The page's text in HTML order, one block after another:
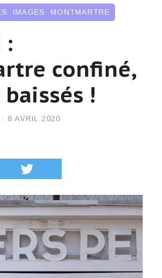
, IMAGES , MONTMARTRE
:
confiné,
!
/ 8 AVRIL 2020